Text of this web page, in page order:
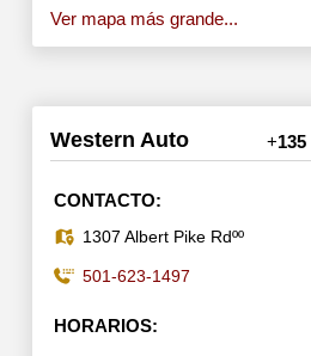
Ver mapa más grande...
Western Auto +135
CONTACTO:
1307 Albert Pike Rdºº
501-623-1497
HORARIOS: